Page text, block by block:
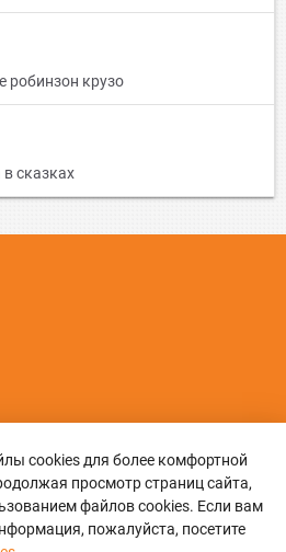
робинзон крузо
сказках
cookies для более комфортной
просмотр страниц сайта,
файлов cookies. Если вам
пожалуйста, посетите